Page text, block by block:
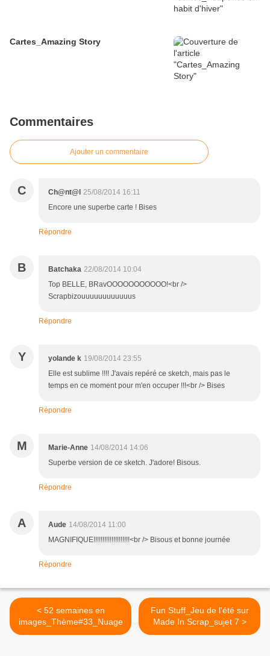
Cartes_Amazing Story
Commentaires
Ajouter un commentaire
C Ch@nt@l 25/08/2014 16:11
Encore une superbe carte ! Bises
Répondre
B Batchaka 22/08/2014 10:04
Top BELLE, BRavOOOOOOOOOOO!<br />
Scrapbizouuuuuuuuuuuus
Répondre
Y yolande k 19/08/2014 23:55
Elle est sublime !!!! J'avais repéré ce sketch, mais pas le
temps en ce moment pour m'en occuper !!!<br /> Bises
Répondre
M Marie-Anne 14/08/2014 14:06
Superbe version de ce sketch. J'adore! Bisous.
Répondre
A Aude 14/08/2014 11:00
MAGNIFIQUE!!!!!!!!!!!!!!!!!!!!<br /> Bisous et bonne journée
Répondre
< 52 semaines en
images_Thème#33_Nuage
Fun Stuff_Jeu de l'été sur
Made In Scrap_sujet 7 >